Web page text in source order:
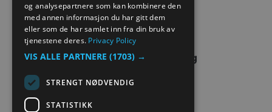
KONTAKT OSS
og analysepartnere som kan kombinere den
med annen informasjon du har gitt dem
eller som de har samlet inn fra din bruk av
tjenestene deres. Privacy Policy
VIS ALLE PARTNERE (1703) →
STRENGT NØDVENDIG
STATISTIKK